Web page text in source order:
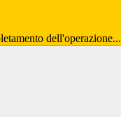
dell'operazione...